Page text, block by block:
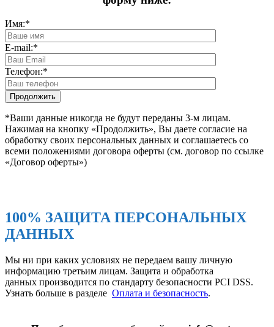
Имя:*
E-mail:*
Телефон:*
*Ваши данные никогда не будут переданы 3-м лицам.
Нажимая на кнопку «Продолжить», Вы даете согласие на
обработку своих персональных данных и соглашаетесь со
всеми положениями договора оферты (см. договор по ссылке
«Договор оферты»)
100% ЗАЩИТА ПЕРСОНАЛЬНЫХ
ДАННЫХ
Мы ни при каких условиях не передаем вашу личную
информацию третьим лицам. Защита и обработка
данных производится по стандарту безопасности PCI DSS.
Узнать больше в разделе Оплата и безопасность.